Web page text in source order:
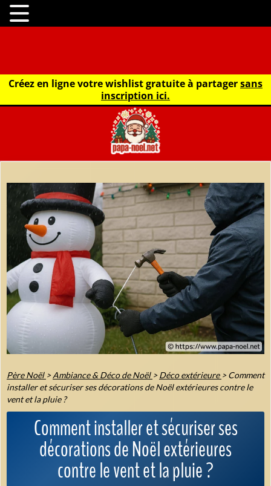
Créez en ligne votre wishlist gratuite à partagersans
inscription ici.
Père Noël >Ambiance & Déco de Noël >Déco extérieure >Comment
installer et sécuriser ses décorations de Noël extérieures contre le
vent et la pluie ?
Comment installer et sécuriser ses
décorations de Noël extérieures
contre le vent et la pluie ?